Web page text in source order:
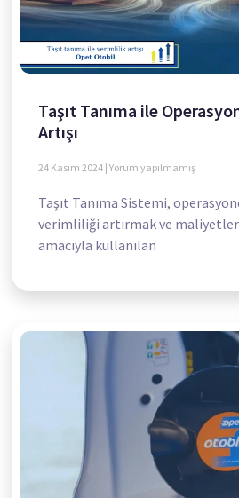
Taşıt Tanıma ile
Artışı
24 Kasım 2024 Yorum yapılmamış
Taşıt Tanıma Sistemi,
verimliliği artırmak ve
amacıyla kullanılan